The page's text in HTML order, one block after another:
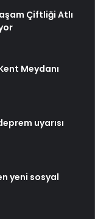
Çiftliği Atlı
Meydanı
uyarısı
yeni sosyal